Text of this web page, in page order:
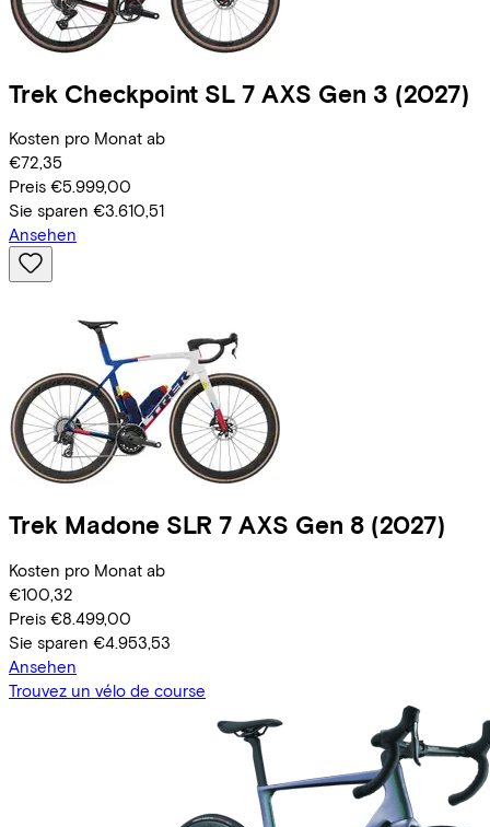
Trek Checkpoint SL 7 AXS Gen 3 (2027)
Kosten pro Monat ab
€72,35
Preis €5.999,00
Sie sparen €3.610,51
Ansehen
Trek Madone SLR 7 AXS Gen 8 (2027)
Kosten pro Monat ab
€100,32
Preis €8.499,00
Sie sparen €4.953,53
Ansehen
Trouvez un vélo de course